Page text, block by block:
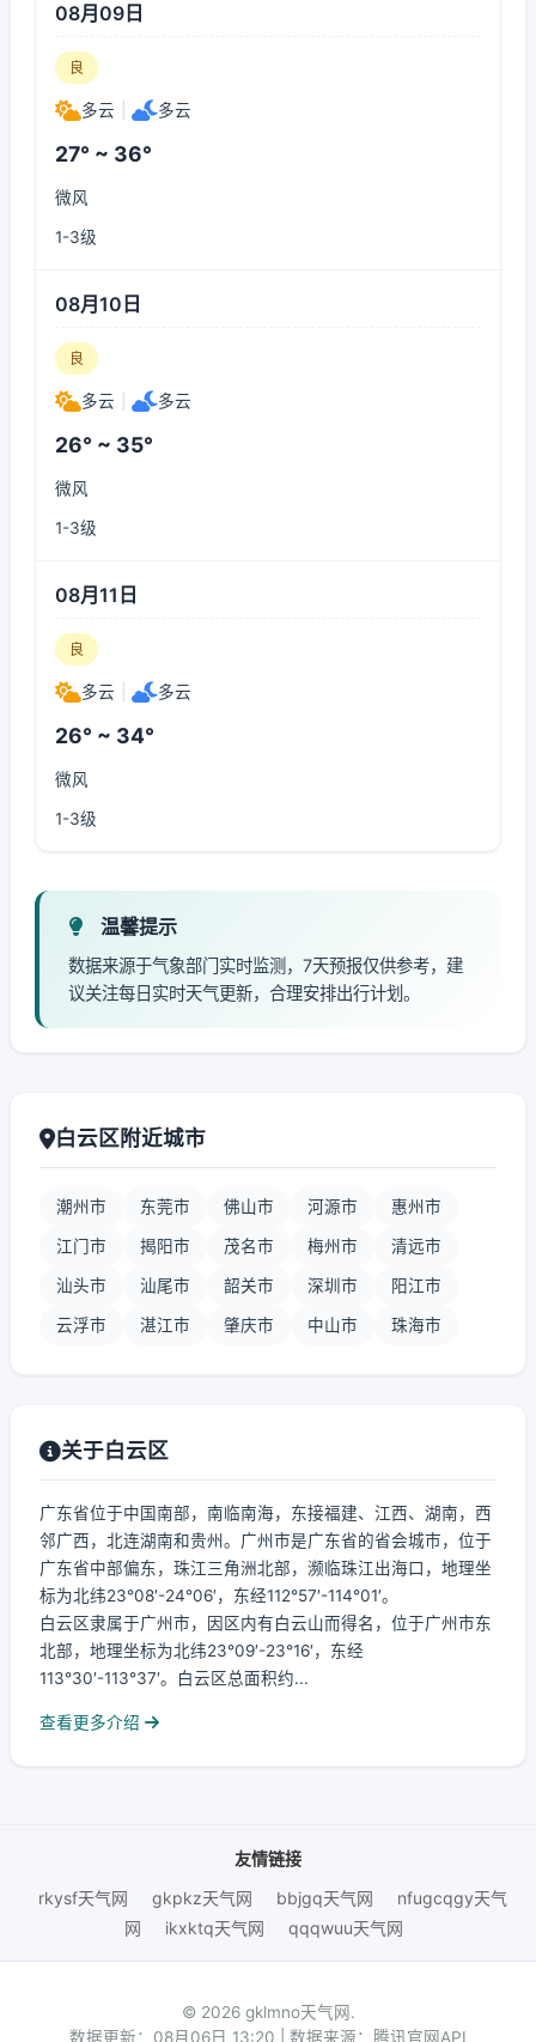
08月09日
良
多云 多云
27° ~ 36°
微风
1-3级
08月10日
良
多云 多云
26° ~ 35°
微风
1-3级
08月11日
良
多云 多云
26° ~ 34°
微风
1-3级
温馨提示
数据来源于气象部门实时监测，7天预报仅供参考，建
议关注每日实时天气更新，合理安排出行计划。
白云区附近城市
潮州市 东莞市 佛山市 河源市 惠州市
江门市 揭阳市 茂名市 梅州市 清远市
汕头市 汕尾市 韶关市 深圳市 阳江市
云浮市 湛江市 肇庆市 中山市 珠海市
关于白云区
广东省位于中国南部，南临南海，东接福建、江西、湖南，西
邻广西，北连湖南和贵州。广州市是广东省的省会城市，位于
广东省中部偏东，珠江三角洲北部，濒临珠江出海口，地理坐
标为北纬23°08′-24°06′，东经112°57′-114°01′。
白云区隶属于广州市，因区内有白云山而得名，位于广州市东
北部，地理坐标为北纬23°09′-23°16′，东经
113°30′-113°37′。白云区总面积约...
查看更多介绍
友情链接
rkysf天气网
gkpkz天气网 bbjgq天气网
nfugcqgy天气
网
ikxktq天气网 qqqwuu天气网
© 2026 gklmno天气网.
数据更新：08月06日 13:20 | 数据来源：腾讯官网API